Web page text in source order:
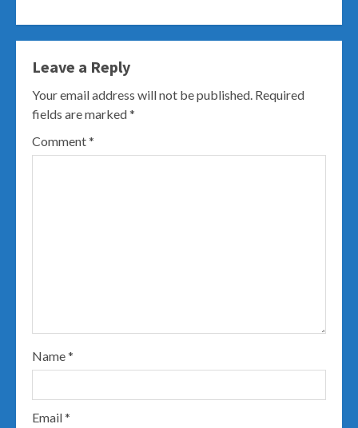
Leave a Reply
Your email address will not be published. Required
fields are marked*
Comment*
Name*
Email*